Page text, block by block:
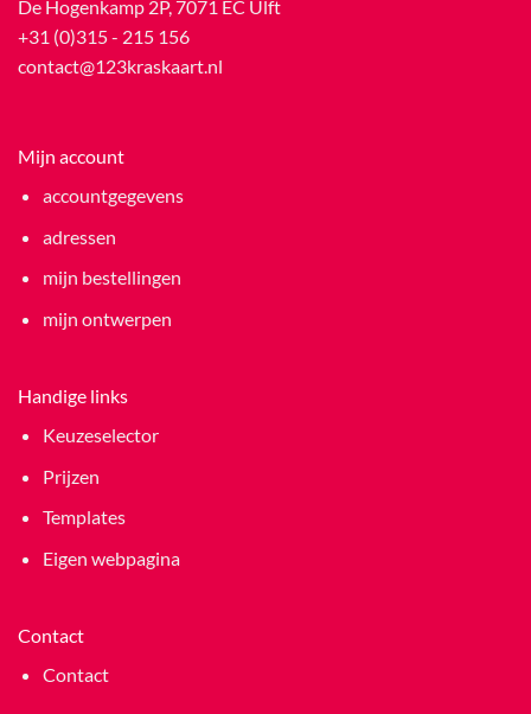
De Hogenkamp 2P, 7071 EC Ulft
+31 (0)315 - 215 156
contact@123kraskaart.nl
Mijn account
accountgegevens
adressen
mijn bestellingen
mijn ontwerpen
Handige links
Keuzeselector
Prijzen
Templates
Eigen webpagina
Contact
Contact